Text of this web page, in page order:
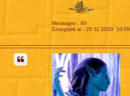
Messages : 60
Enregistré le : 25 11 2020, 10:08